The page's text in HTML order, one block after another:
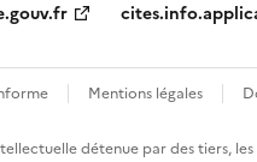
Mentions légales
détenue par des tiers,